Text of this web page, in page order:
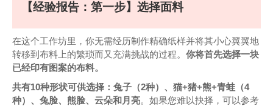
【经验报告：第一步】选择面料
在这个工作坊里，你无需经历制作精确纸样并将其小心翼翼地
转移到布料上的繁琐而又充满挑战的过程。 你将首先选择一块
已经印有图案的布料。
共有10种形状可供选择：兔子（2种）、猫+猪+熊+青蛙（4
种）、兔脸、熊脸、云朵和月亮。如果您难以抉择，可以参考